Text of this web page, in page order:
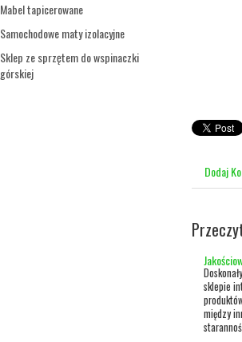
Mabel tapicerowane
Samochodowe maty izolacyjne
Sklep ze sprzętem do wspinaczki
górskiej
Dodaj
sklepie
między